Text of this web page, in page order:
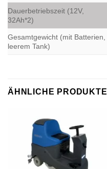
Dauerbetriebszeit (12V,
32Ah*2)
Gesamtgewicht (mit Batterien,
leerem Tank)
ÄHNLICHE PRODUKTE